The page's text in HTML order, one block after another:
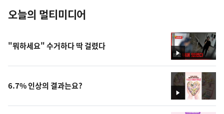
오늘의 멀티미디어
영
상
"뭐하세요" 수거하다 딱 걸렸다
영
상
6.7% 인상의 결과는요?